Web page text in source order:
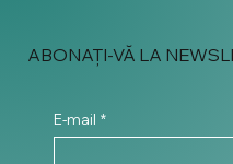
ABONAȚI-VĂ LA
E-mail *